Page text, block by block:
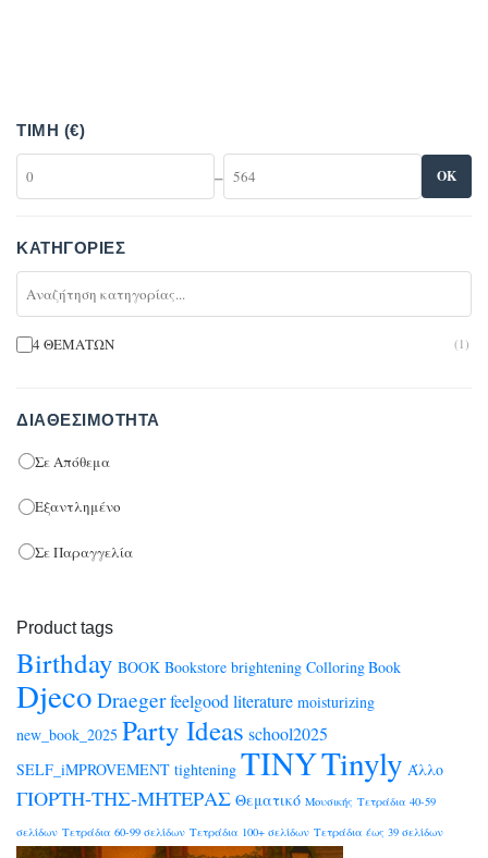
ΤΙΜΉ (€)
– OK
ΚΑΤΗΓΟΡΊΕΣ
4 ΘΕΜΑΤΩΝ (1)
ΔΙΑΘΕΣΙΜΌΤΗΤΑ
Σε Απόθεμα
Εξαντλημένο
Σε Παραγγελία
Product tags
Birthday BOOK Bookstore brightening Colloring Book
Djeco Draegerfeelgood literature moisturizing
new_book_2025 Party Ideas school2025
SELF_iMPROVEMENT tightening TINYTinyly Άλλο
ΓΙΟΡΤΗ-ΤΗΣ-ΜΗΤΕΡΑΣ Θεματικό Μουσικής Τετράδια 40-59
σελίδων Τετράδια 60-99 σελίδων Τετράδια 100+ σελίδων Τετράδια έως 39 σελίδων